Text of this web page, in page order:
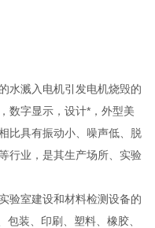
水溅入电机引发电机烧毁的
数字显示，设计*，外型美
比具有振动小、噪声低、脱
行业，是其生产场所、实验
验室建设和材料检测设备的
装、印刷、塑料、橡胶、